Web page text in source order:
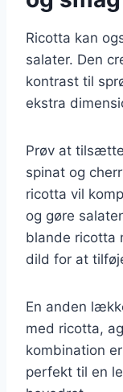
Ricotta kan
salater. Den
kontrast til
ekstra
Prøv at
spinat og
ricotta vil
og gøre
blande ricotta
dild for at
En anden
med ricotta,
kombination
perfekt til en